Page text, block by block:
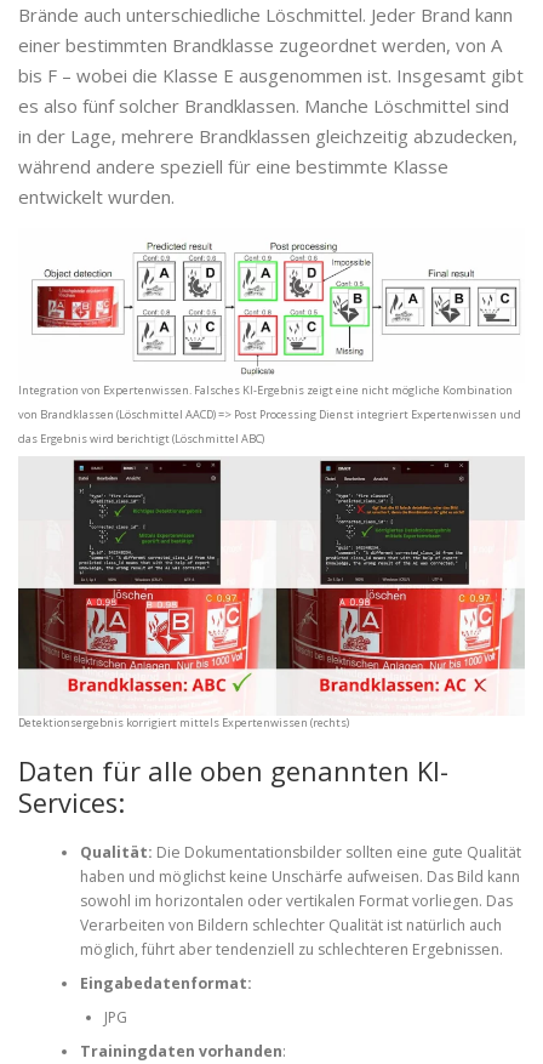
Brände auch unterschiedliche Löschmittel. Jeder Brand kann
einer bestimmten Brandklasse zugeordnet werden, von A
bis F – wobei die Klasse E ausgenommen ist. Insgesamt gibt
es also fünf solcher Brandklassen. Manche Löschmittel sind
in der Lage, mehrere Brandklassen gleichzeitig abzudecken,
während andere speziell für eine bestimmte Klasse
entwickelt wurden.
Integration von Expertenwissen. Falsches KI-Ergebnis zeigt eine nicht mögliche Kombination
von Brandklassen (Löschmittel AACD) => Post Processing Dienst integriert Expertenwissen und
das Ergebnis wird berichtigt (Löschmittel ABC)
Detektionsergebnis korrigiert mittels Expertenwissen (rechts)
Daten für alle oben genannten KI-
Services:
Qualität: Die Dokumentationsbilder sollten eine gute Qualität
haben und möglichst keine Unschärfe aufweisen. Das Bild kann
sowohl im horizontalen oder vertikalen Format vorliegen. Das
Verarbeiten von Bildern schlechter Qualität ist natürlich auch
möglich, führt aber tendenziell zu schlechteren Ergebnissen.
Eingabedatenformat:
JPG
Trainingdaten vorhanden: